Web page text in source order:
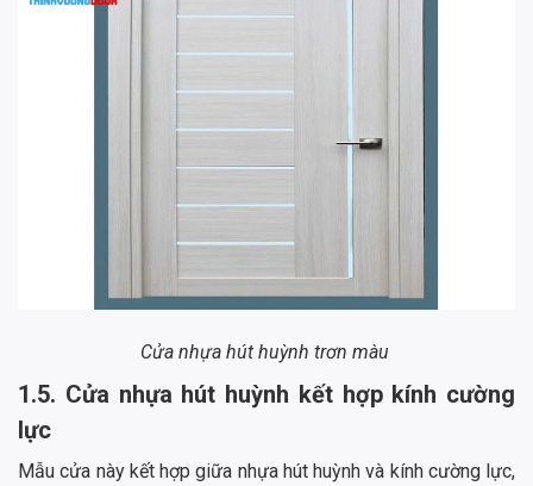
Cửa nhựa hút huỳnh trơn màu
1.5. Cửa nhựa hút huỳnh kết hợp kính cường
lực
Mẫu cửa này kết hợp giữa nhựa hút huỳnh và kính cường lực,